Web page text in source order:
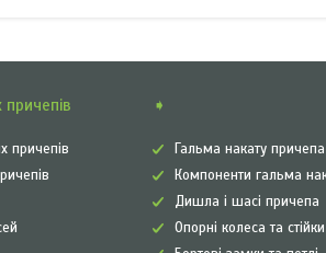
причепів
➧
Гальма накату причепа
Компоненти гальма
Дишла і шасі причепа
Опорні колеса та стійки